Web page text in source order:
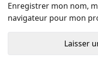
Enregistrer mon nom,
navigateur pour mon